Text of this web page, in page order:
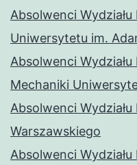
Absolwenci
Uniwersytetu im.
Absolwenci
Mechaniki
Absolwenci
Warszawskiego
Absolwenci